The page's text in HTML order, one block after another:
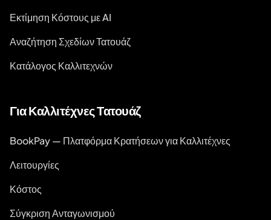
Εκτίμηση Κόστους με AI
Αναζήτηση Σχεδίων Τατουάζ
Κατάλογος Καλλιτεχνών
Για Καλλιτέχνες Τατουάζ
BookPay — Πλατφόρμα Κρατήσεων για Καλλιτέχνες
Λειτουργίες
Κόστος
Σύγκριση Ανταγωνισμού